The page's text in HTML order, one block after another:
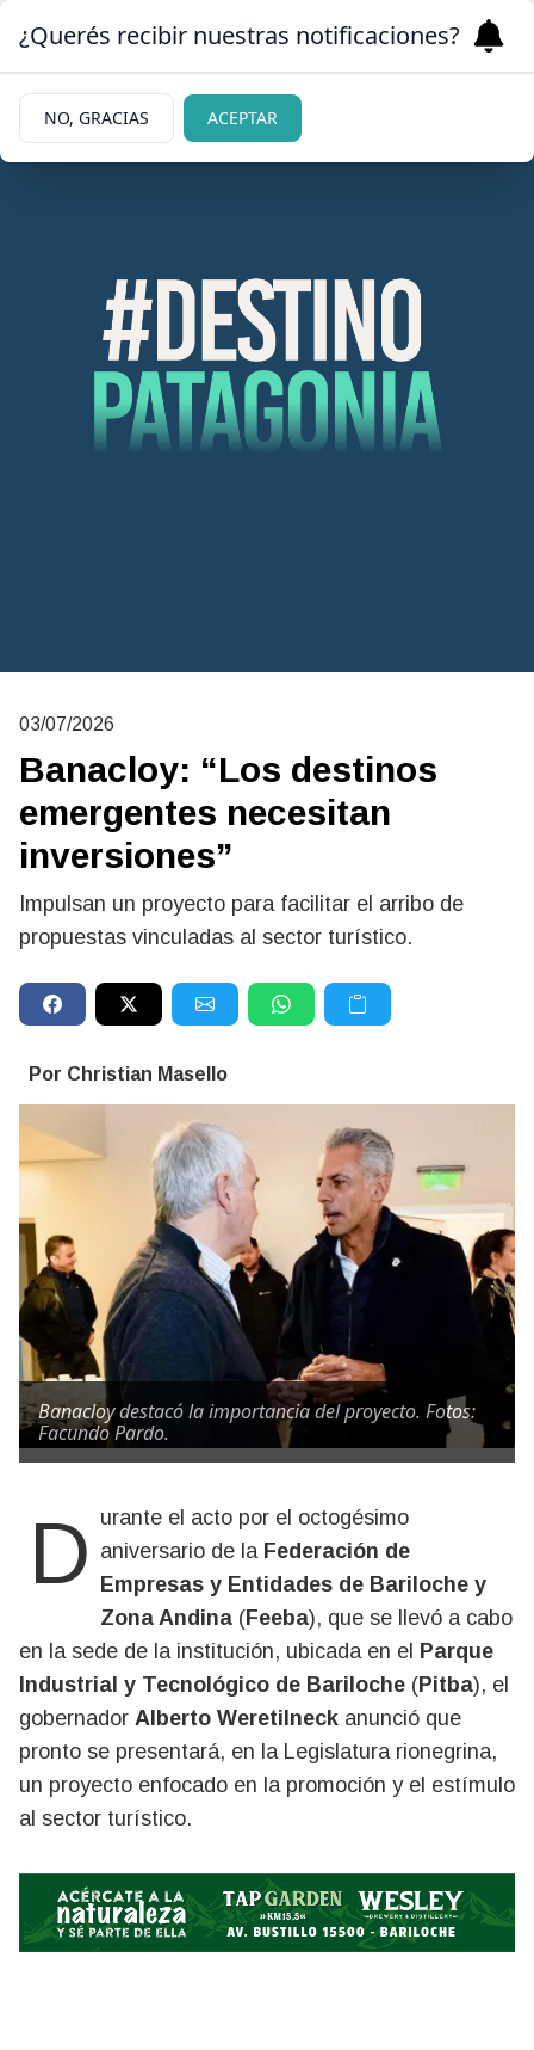
03/07/2026
Banacloy: “Los destinos
emergentes necesitan
inversiones”
Impulsan un proyecto para facilitar el arribo de
propuestas vinculadas al sector turístico.
Por Christian Masello
Banacloy destacó la importancia del proyecto. Fotos:
Facundo Pardo.
Durante el acto por el octogésimo aniversario de laFederación de
Empresas y Entidades de Bariloche y
Zona Andina (Feeba), que se llevó a cabo
en la sede de la institución, ubicada en el Parque
Industrial y Tecnológico de Bariloche (Pitba), el
gobernador Alberto Weretilneck anunció que
pronto se presentará, en la Legislatura rionegrina,
un proyecto enfocado en la promoción y el estímulo
al sector turístico.
¿Querés recibir nuestras notificaciones?
NO, GRACIAS ACEPTAR